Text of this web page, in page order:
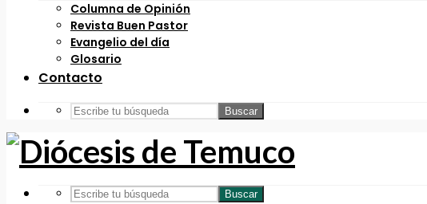
Columna de Opinión
Revista Buen Pastor
Evangelio del día
Glosario
Contacto
Buscar
Buscar